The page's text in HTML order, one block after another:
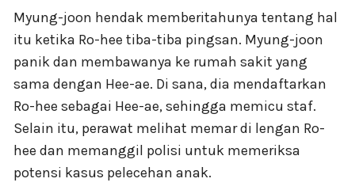
Myung-joon hendak memberitahunya tentang hal
itu ketika Ro-hee tiba-tiba pingsan. Myung-joon
panik dan membawanya ke rumah sakit yang
sama dengan Hee-ae. Di sana, dia mendaftarkan
Ro-hee sebagai Hee-ae, sehingga memicu staf.
Selain itu, perawat melihat memar di lengan Ro-
hee dan memanggil polisi untuk memeriksa
potensi kasus pelecehan anak.